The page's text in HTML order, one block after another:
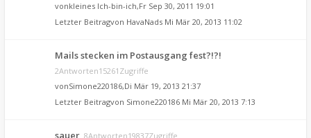
vonkleines Ich-bin-ich,Fr Sep 30, 2011 19:01
Letzter Beitragvon HavaNads Mi Mär 20, 2013 11:02
Mails stecken im Postausgang fest?!?!
2Antworten15261Zugriffe
vonSimone220186,Di Mär 19, 2013 21:37
Letzter Beitragvon Simone220186 Mi Mär 20, 2013 7:13
sauer 8Antworten19837Zugriffe